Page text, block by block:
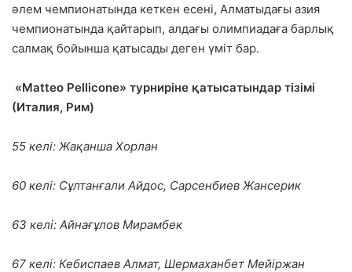
әлем чемпионатында кеткен есені, Алматыдағы азия
чемпионатында қайтарып, алдағы олимпиадаға барлық
салмақ бойынша қатысады деген үміт бар.
«Matteo Pellicone» турниріне қатысатындар тізімі
(Италия, Рим)
55 келі: Жақанша Хорлан
60 келі: Сұлтанғали Айдос, Сарсенбиев Жансерик
63 келі: Айнағұлов Мирамбек
67 келі: Кебиспаев Алмат, Шермаханбет Мейіржан